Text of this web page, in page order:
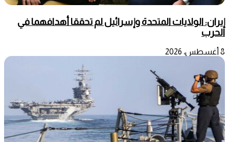
إيران: الولايات المتحدة وإسرائيل لم تحققا أهدافهما في
الحرب
8 أغسطس، 2026